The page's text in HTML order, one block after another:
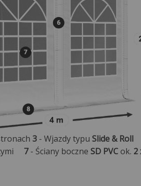
3 - Wjazdy typu Slide & Roll
7- Ściany boczne SD PVCok. 2